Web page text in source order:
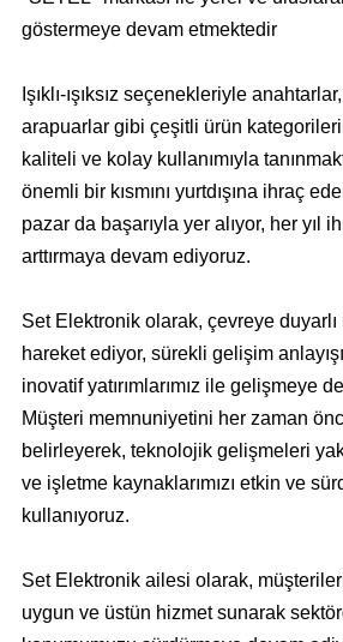
göstermeye devam etmektedir
Işıklı-ışıksız seçenekleriyle
arapuarlar gibi çeşitli ürün
kaliteli ve kolay kullanımıyla
önemli bir kısmını yurtdışına ihraç
pazar da başarıyla yer alıyor, her yıl
arttırmaya devam ediyoruz.
Set Elektronik olarak, çevreye
hareket ediyor, sürekli gelişim
inovatif yatırımlarımız ile gelişmeye
Müşteri memnuniyetini her zaman
belirleyerek, teknolojik gelişmeleri
ve işletme kaynaklarımızı etkin ve
kullanıyoruz.
Set Elektronik ailesi olarak,
uygun ve üstün hizmet sunarak